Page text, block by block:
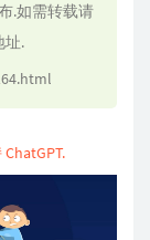
.如需转载请
址.